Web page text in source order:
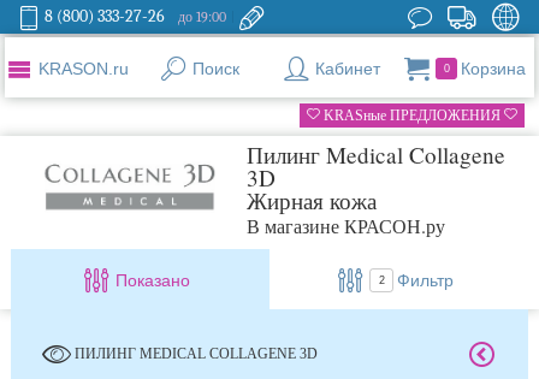
8 (800) 333-27-26 до 19:00
KRASON.ru Поиск Кабинет 0 Корзина
KRASные ПРЕДЛОЖЕНИЯ
Пилинг Medical Collagene
3D
Жирная кожа
В магазине КРАСОН.ру
Показано 2 Фильтр
ПИЛИНГ MEDICAL COLLAGENE 3D